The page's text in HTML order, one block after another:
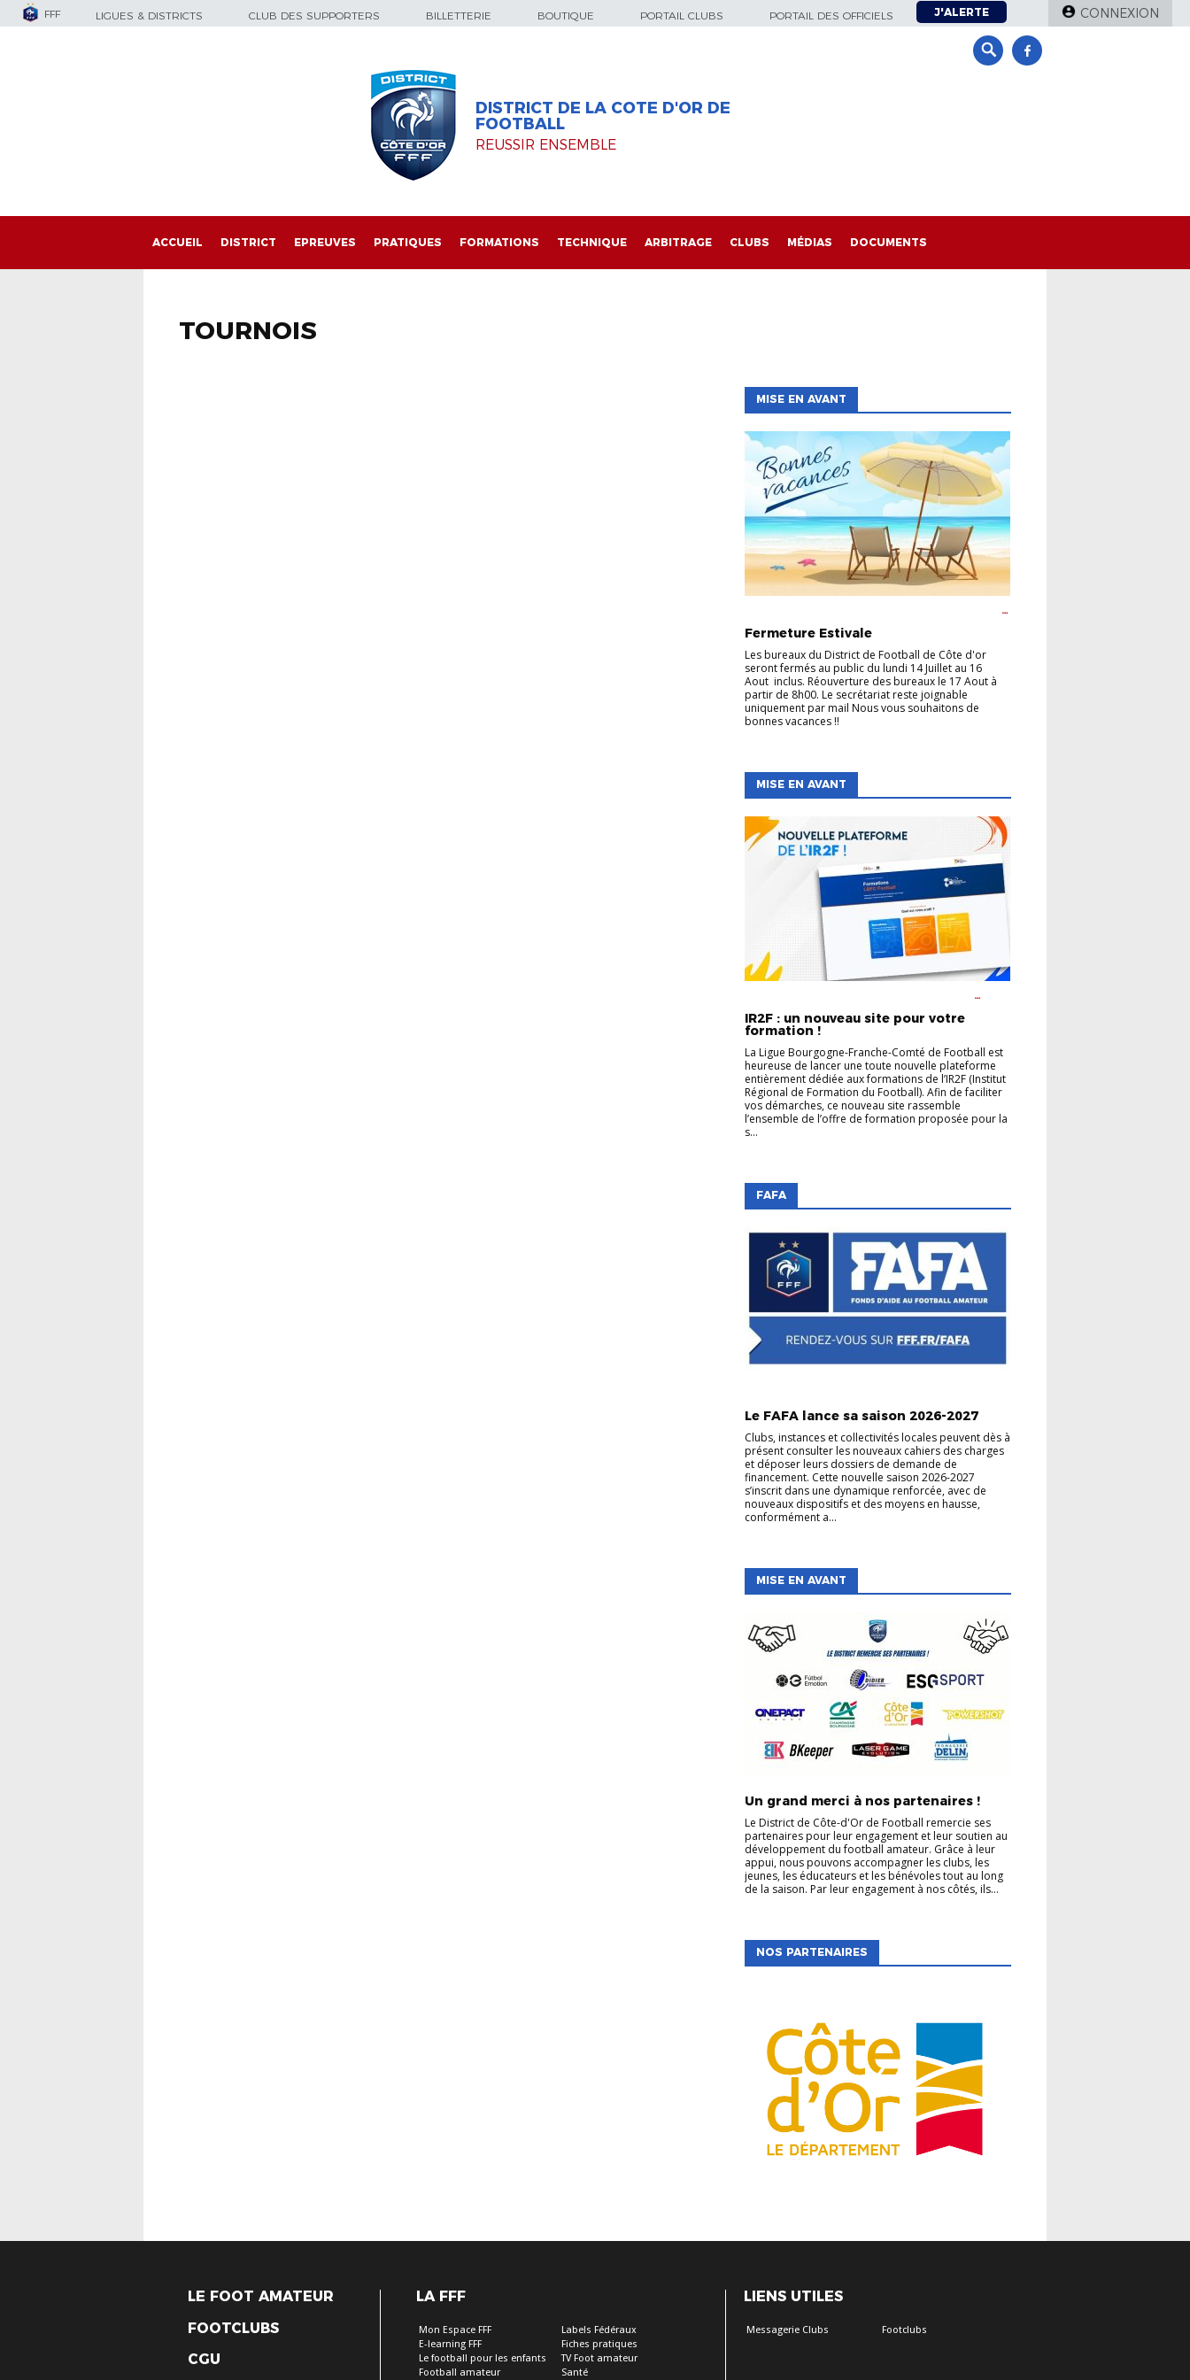
FFF LIGUES & DISTRICTS CLUB DES SUPPORTERS BILLETTERIE BOUTIQUE PORTAIL CLUBS PORTAIL DES OFFICIELS J'ALERTE CONNEXION
DISTRICT DE LA COTE D'OR DE
FOOTBALL
REUSSIR ENSEMBLE
ACCUEIL DISTRICT EPREUVES PRATIQUES FORMATIONS TECHNIQUE ARBITRAGE CLUBS MÉDIAS DOCUMENTS
TOURNOIS
MISE EN AVANT
FÉMININE
LOISIR
FORMATION DES ARBITRES
Fermeture Estivale
Les bureaux du District de Football de Côte d'or
seront fermés au public du lundi 14 Juillet au 16
Aout inclus. Réouverture des bureaux le 17 Aout à
partir de 8h00. Le secrétariat reste joignable
uniquement par mail Nous vous souhaitons de
bonnes vacances !!
MISE EN AVANT
IR2F : un nouveau site pour votre
formation !
La Ligue Bourgogne-Franche-Comté de Football est
heureuse de lancer une toute nouvelle plateforme
entièrement dédiée aux formations de l’IR2F (Institut
Régional de Formation du Football). Afin de faciliter
vos démarches, ce nouveau site rassemble
l’ensemble de l’offre de formation proposée pour la
s...
FAFA
Le FAFA lance sa saison 2026-2027
Clubs, instances et collectivités locales peuvent dès à
présent consulter les nouveaux cahiers des charges
et déposer leurs dossiers de demande de
financement. Cette nouvelle saison 2026-2027
s’inscrit dans une dynamique renforcée, avec de
nouveaux dispositifs et des moyens en hausse,
conformément a...
MISE EN AVANT
Un grand merci à nos partenaires !
Le District de Côte-d'Or de Football remercie ses
partenaires pour leur engagement et leur soutien au
développement du football amateur. Grâce à leur
appui, nous pouvons accompagner les clubs, les
jeunes, les éducateurs et les bénévoles tout au long
de la saison. Par leur engagement à nos côtés, ils...
NOS PARTENAIRES
LE FOOT AMATEUR
FOOTCLUBS
CGU
LA FFF
Mon Espace FFF
E-learning FFF
Le football pour les enfants
Football amateur
Labels Fédéraux
Fiches pratiques
TV Foot amateur
Santé
LIENS UTILES
Messagerie Clubs Footclubs